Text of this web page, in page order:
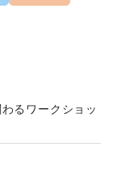
るワークショッ